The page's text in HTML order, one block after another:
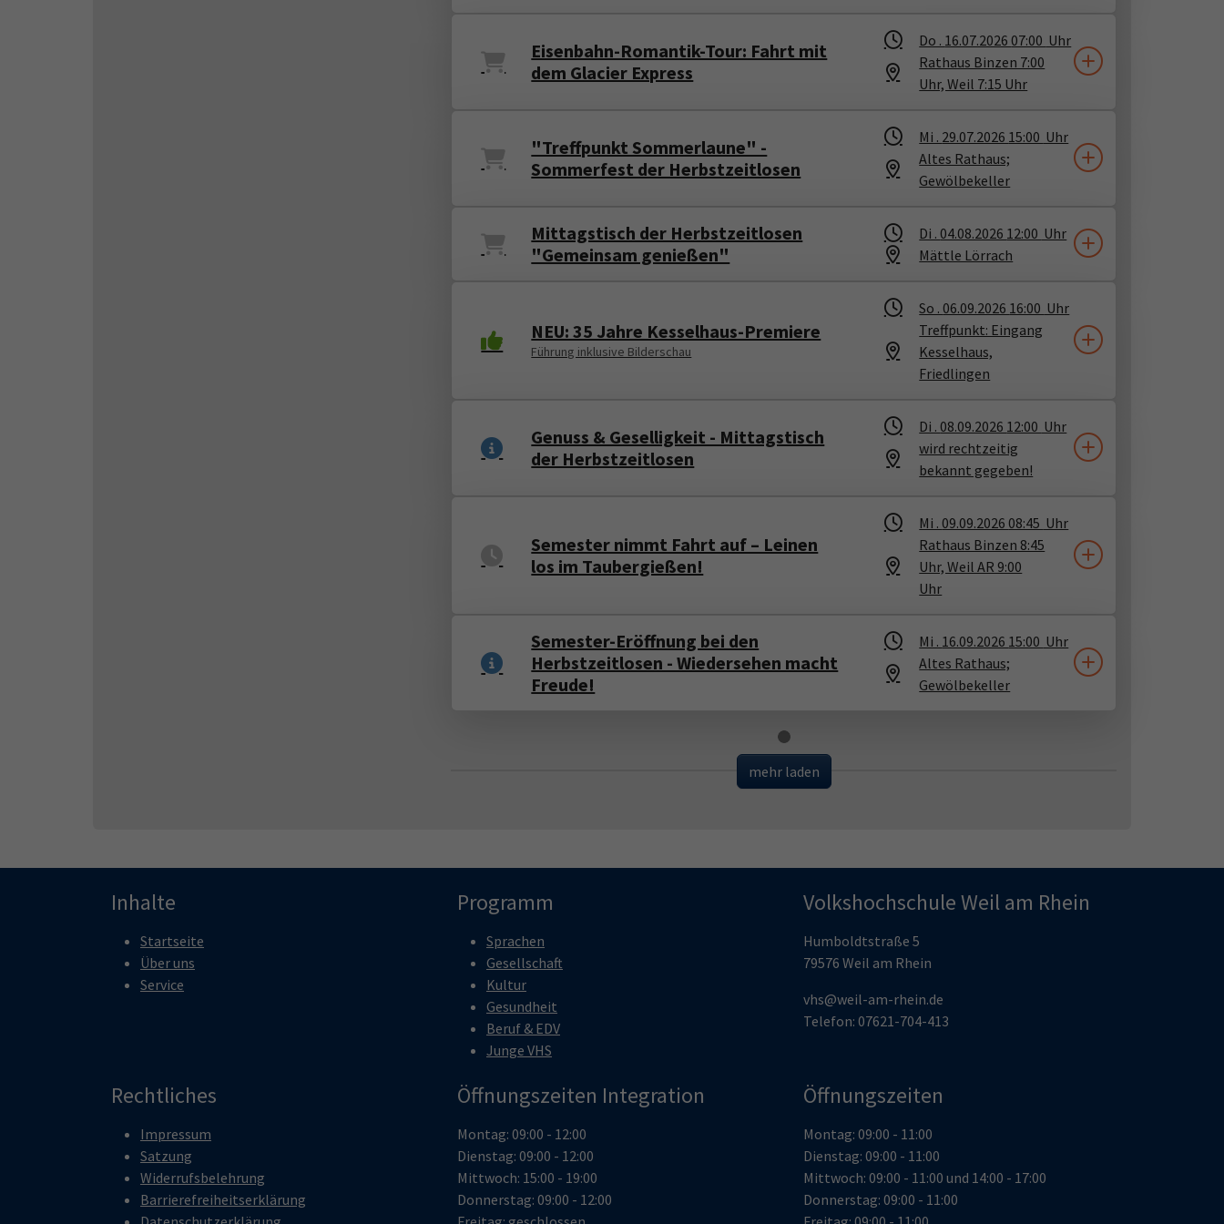
Eisenbahn-Romantik-Tour: Fahrt mit
dem Glacier Express
Do . 16.07.2026 07:00 Uhr
Rathaus Binzen 7:00
Uhr, Weil 7:15 Uhr
"Treffpunkt Sommerlaune" -
Sommerfest der Herbstzeitlosen
Mi . 29.07.2026 15:00 Uhr
Altes Rathaus;
Gewölbekeller
Mittagstisch der Herbstzeitlosen
"Gemeinsam genießen"
Di . 04.08.2026 12:00 Uhr
Mättle Lörrach
NEU: 35 Jahre Kesselhaus-Premiere
Führung inklusive Bilderschau
So . 06.09.2026 16:00 Uhr
Treffpunkt: Eingang
Kesselhaus,
Friedlingen
Genuss & Geselligkeit - Mittagstisch
der Herbstzeitlosen
Di . 08.09.2026 12:00 Uhr
wird rechtzeitig
bekannt gegeben!
Semester nimmt Fahrt auf – Leinen
los im Taubergießen!
Mi . 09.09.2026 08:45 Uhr
Rathaus Binzen 8:45
Uhr, Weil AR 9:00
Uhr
Semester-Eröffnung bei den
Herbstzeitlosen - Wiedersehen macht
Freude!
Mi . 16.09.2026 15:00 Uhr
Altes Rathaus;
Gewölbekeller
Loading...
mehr laden
Inhalte
Startseite
Über uns
Service
Programm
Sprachen
Gesellschaft
Kultur
Gesundheit
Beruf & EDV
Junge VHS
Volkshochschule Weil am Rhein
Humboldtstraße 5
79576 Weil am Rhein
vhs@weil-am-rhein.de
Telefon: 07621-704-413
Rechtliches
Impressum
Satzung
Widerrufsbelehrung
Barrierefreiheitserklärung
Öffnungszeiten Integration
Montag: 09:00 - 12:00
Dienstag: 09:00 - 12:00
Mittwoch: 15:00 - 19:00
Donnerstag: 09:00 - 12:00
Öffnungszeiten
Montag: 09:00 - 11:00
Dienstag: 09:00 - 11:00
Mittwoch: 09:00 - 11:00 und 14:00 - 17:00
Donnerstag: 09:00 - 11:00